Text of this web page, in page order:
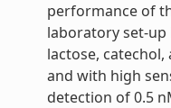
performance of
laboratory set-
lactose,
and with high
detection of 0.5